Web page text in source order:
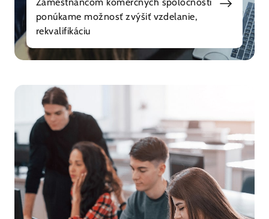
Zamestnancom komerčných spoločností
ponúkame možnosť zvýšiť vzdelanie,
rekvalifikáciu